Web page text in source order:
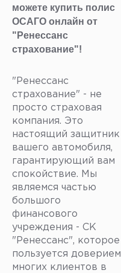
можете купить полис
ОСАГО онлайн от
"Ренессанс
страхование"!
"Ренессанс
страхование" - не
просто страховая
компания. Это
настоящий защитник
вашего автомобиля,
гарантирующий вам
спокойствие. Мы
являемся частью
большого
финансового
учреждения - СК
"Ренессанс", которое
пользуется доверием
многих клиентов в